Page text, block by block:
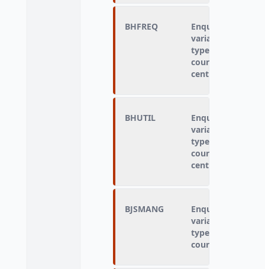
BHFREQ
Enquêté qui n'a
variable « type
type
cours des 7
centre
BHUTIL
Enquêté qui n'a
variable « type
type
cours des 7
centre
BJSMANG
Enquêté qui n'a
variable « type
type
cours des 7